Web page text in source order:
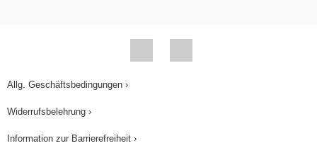
has a xenophobic note, because Mossbacher
Allg. Geschäftsbedingungen ›
Widerrufsbelehrung ›
Information zur Barrierefreiheit ›